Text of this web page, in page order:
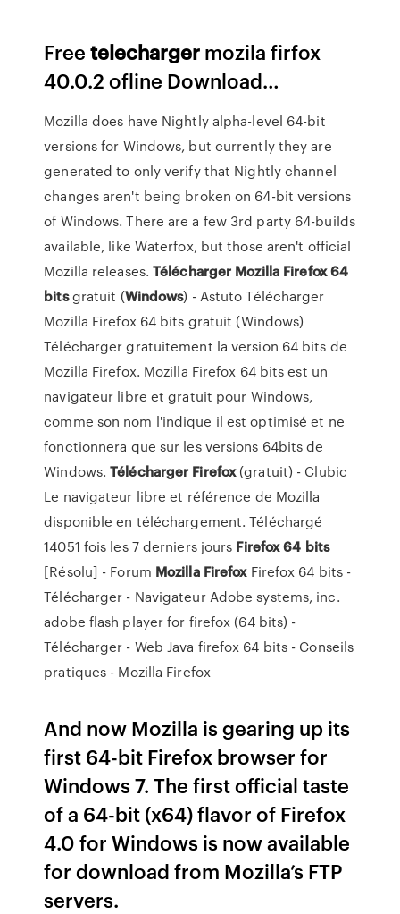
Freetelecharger mozila firfox
40.0.2 ofline Download…
Mozilla does have Nightly alpha-level 64-bit
versions for Windows, but currently they are
generated to only verify that Nightly channel
changes aren't being broken on 64-bit versions
of Windows. There are a few 3rd party 64-builds
available, like Waterfox, but those aren't official
Mozilla releases.Télécharger Mozilla Firefox64
bitsgratuit (Windows) - Astuto Télécharger
Mozilla Firefox 64 bits gratuit (Windows)
Télécharger gratuitement la version 64 bits de
Mozilla Firefox. Mozilla Firefox 64 bits est un
navigateur libre et gratuit pour Windows,
comme son nom l'indique il est optimisé et ne
fonctionnera que sur les versions 64bits de
Windows.Télécharger Firefox(gratuit) - Clubic
Le navigateur libre et référence de Mozilla
disponible en téléchargement. Téléchargé
14051 fois les 7 derniers jours Firefox64 bits
[Résolu] - Forum Mozilla FirefoxFirefox 64 bits -
Télécharger - Navigateur Adobe systems, inc.
adobe flash player for firefox (64 bits) -
Télécharger - Web Java firefox 64 bits - Conseils
pratiques - Mozilla Firefox
And now Mozilla is gearing up its
first 64-bit Firefox browser for
Windows 7. The first official taste
of a 64-bit (x64) flavor of Firefox
4.0 for Windows is now available
for download from Mozilla’s FTP
servers.